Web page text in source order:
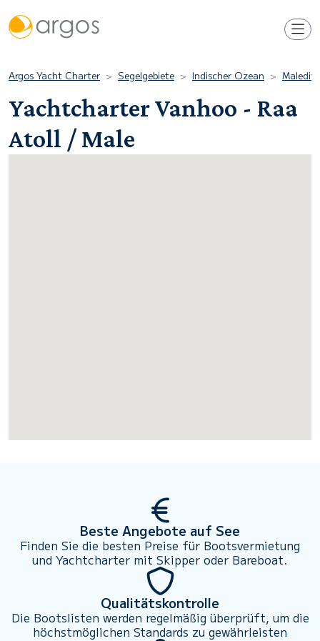
Argos Yacht Charter Segelgebiete Indischer Ozean
Yachtcharter Vanhoo - Raa
Atoll / Male
Beste Angebote auf See
Finden Sie die besten Preise für Bootsvermietung
und Yachtcharter mit Skipper oder Bareboat.
Qualitätskontrolle
Die Bootslisten werden regelmäßig überprüft, um die
höchstmöglichen Standards zu gewährleisten